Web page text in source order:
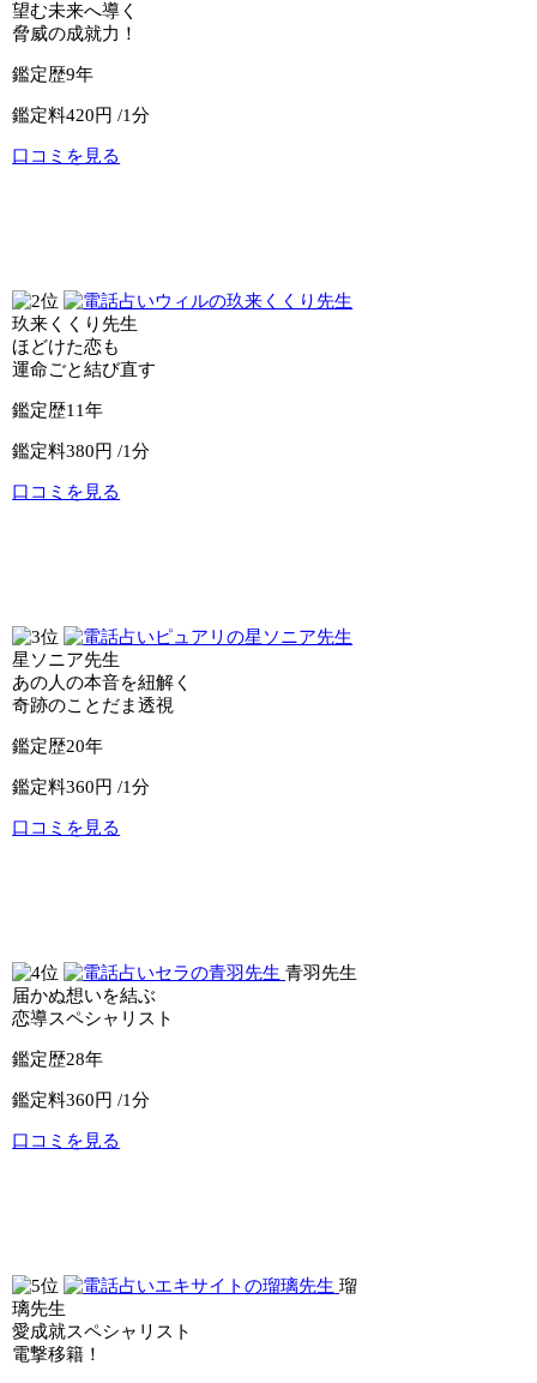
望む未来へ導く
脅威の成就力！
鑑定歴9年
鑑定料420円 /1分
口コミを見る
玖来くくり先生
ほどけた恋も
運命ごと結び直す
鑑定歴11年
鑑定料380円 /1分
口コミを見る
星ソニア先生
あの人の本音を紐解く
奇跡のことだま透視
鑑定歴20年
鑑定料360円 /1分
口コミを見る
青羽先生
届かぬ想いを結ぶ
恋導スペシャリスト
鑑定歴28年
鑑定料360円 /1分
口コミを見る
瑠
璃先生
愛成就スペシャリスト
電撃移籍！